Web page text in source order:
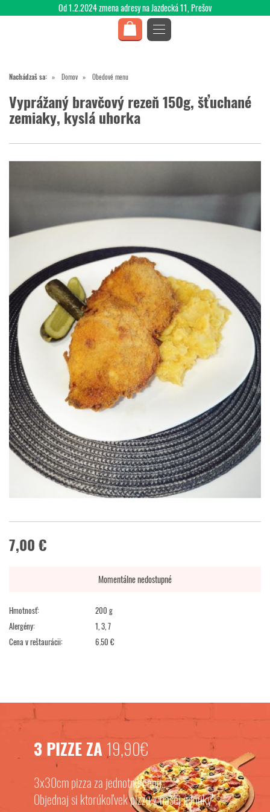
Nachádzaš sa: Domov Obedové menu
Vyprážaný bravčový rezeň 150g, šťuchané
zemiaky, kyslá uhorka
7,00 €
Momentálne nedostupné
Hmotnosť:
200 g
Alergény:
1, 3, 7
Cena v reštaurácii:
6.50 €
3 PIZZE ZA 19,90€
3x30cm pizza za jednotnú cenu.
Objednaj si ktorúkoľvek pizzu z našej ponuky
Od 1.2.2024 zmena adresy na Jazdecká 11, Prešov